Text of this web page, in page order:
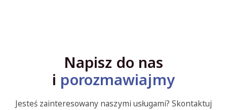
Napisz do nas
i porozmawiajmy
Jesteś zainteresowany naszymi usługami? Skontaktuj